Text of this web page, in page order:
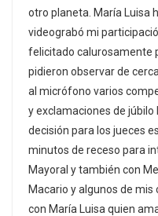
otro planeta. María Luisa
videograbó mi
felicitado calurosamente
pidieron observar de
al micrófono varios
y exclamaciones de
decisión para los jueces
minutos de receso para
Mayoral y también con
Macario y algunos de
con María Luisa quien